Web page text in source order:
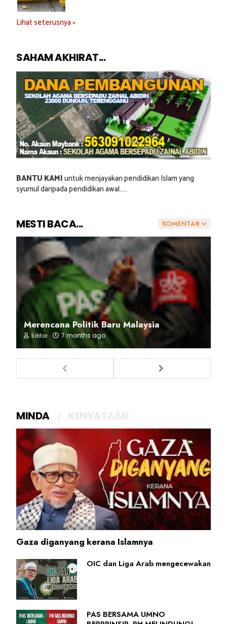
Lihat seterusnya »
SAHAM AKHIRAT...
BANTU KAMIuntuk menjayakan pendidikan Islam yang
syumul daripada pendidikan awal.....
KOMENTAR
MESTI BACA...
Merencana Politik Baru Malaysia
Editor 7 months ago
MINDA
Gaza diganyang kerana Islamnya
OIC dan Liga Arab mengecewakan
PAS BERSAMA UMNO